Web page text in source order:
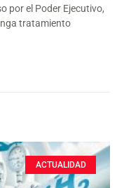
por el Poder Ejecutivo,
tratamiento
ACTUALIDAD